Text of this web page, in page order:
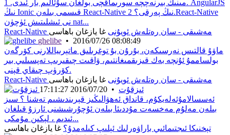
مىنىڭ بىرنەچچە سورىماقچى بولغان سۇئالىم بار ئىدى. 1. AngularJS
نىڭ Ionic قىسمى بىلەن React-Native نىڭ پەرقى؟ 2.React-Native
نى ئىشلىتىش ئۈچۈن nat...
React-Native مەشىقى - سان رەتلەش ئويۇنى غا يازغان باھاسى
ghelibe • 2016/07/26 08:08:49
ماۋۇ قالتىس نەرسىكەن، بۇرۇن بۇ توغرىلىق ماتېرىياللارنى كۆرگەن
بولساممۇ ئۇنچە بەك قىزىقمىغانتىم، ۋاقىت چىقىرىپ تەپسىلىي بىر
كۆرۈپ چىقاي قېنى.
React-Native مەشىقى - سان رەتلەش ئويۇنى غا يازغان باھاسى
ئىزقۇت •
2016/07/20 17:11:27
ئەسسالامۇئەلەيكۇم، قانداق ئەھۋالىڭىز قېرىندىشىم تەشنا ؟ سىز
بىلەن مەلۇم مەخسەت مۇددىئا بىلەن ئۇچۇرشىشنى ئارزۇ قىلغان
ئىدىم ، لېكىن مۇمكى...
تېخنىكا ئىجتىمائىي باراۋەرلىك ئېلىپ كىلەمدۇ؟ غا يازغان باھاسى